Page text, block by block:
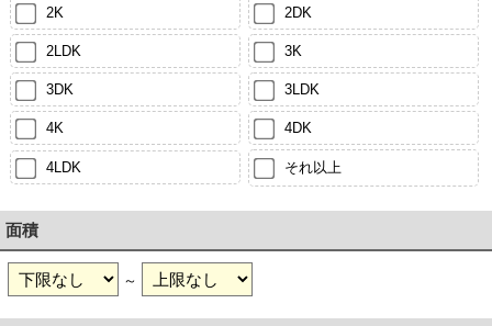
2K 2DK
2LDK 3K
3DK 3LDK
4K 4DK
4LDK それ以上
面積
～